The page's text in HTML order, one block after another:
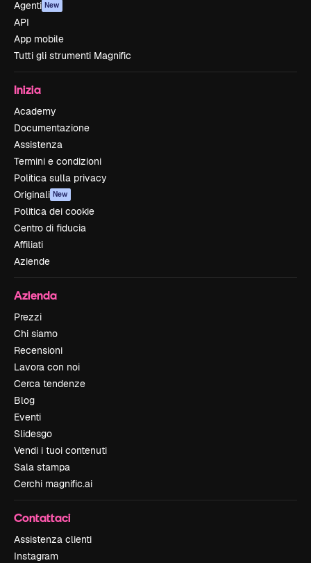
Agenti New
API
App mobile
Tutti gli strumenti Magnific
Inizia
Academy
Documentazione
Assistenza
Termini e condizioni
Politica sulla privacy
Originali New
Politica dei cookie
Centro di fiducia
Affiliati
Aziende
Azienda
Prezzi
Chi siamo
Recensioni
Lavora con noi
Cerca tendenze
Blog
Eventi
Slidesgo
Vendi i tuoi contenuti
Sala stampa
Cerchi magnific.ai
Contattaci
Assistenza clienti
Instagram